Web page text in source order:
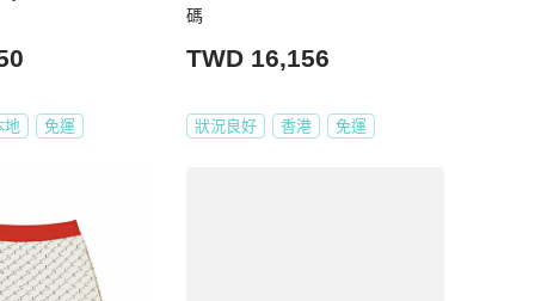
地 免運
碼
TWD 16,156
狀況良好 香港 免運